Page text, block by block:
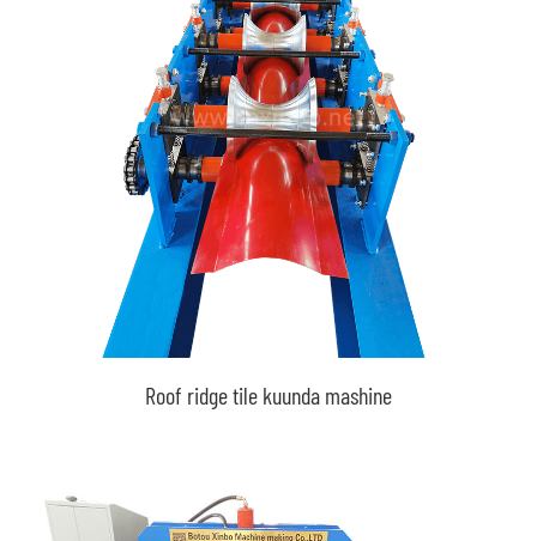
Roof ridge tile kuunda mashine